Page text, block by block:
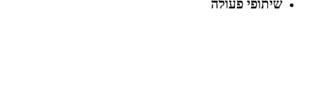
שיתופי פעולה